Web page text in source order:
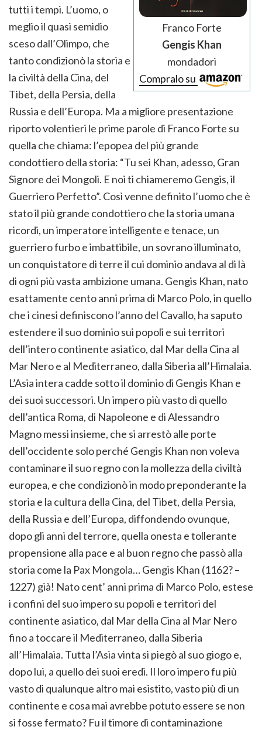
Franco Forte
Gengis Khan
mondadori
Compralo su
tutti i tempi. L’uomo, o
meglio il quasi semidio
sceso dall’Olimpo, che
tanto condizionò la storia e
la civiltà della Cina, del
Tibet, della Persia, della
Russia e dell’Europa. Ma a migliore presentazione
riporto volentieri le prime parole di Franco Forte su
quella che chiama: l’epopea del più grande
condottiero della storia: “Tu sei Khan, adesso, Gran
Signore dei Mongoli. E noi ti chiameremo Gengis, il
Guerriero Perfetto”. Così venne definito l’uomo che è
stato il più grande condottiero che la storia umana
ricordi, un imperatore intelligente e tenace, un
guerriero furbo e imbattibile, un sovrano illuminato,
un conquistatore di terre il cui dominio andava al di là
di ogni più vasta ambizione umana. Gengis Khan, nato
esattamente cento anni prima di Marco Polo, in quello
che i cinesi definiscono l’anno del Cavallo, ha saputo
estendere il suo dominio sui popoli e sui territori
dell’intero continente asiatico, dal Mar della Cina al
Mar Nero e al Mediterraneo, dalla Siberia all’Himalaia.
L’Asia intera cadde sotto il dominio di Gengis Khan e
dei suoi successori. Un impero più vasto di quello
dell’antica Roma, di Napoleone e di Alessandro
Magno messi insieme, che si arrestò alle porte
dell’occidente solo perché Gengis Khan non voleva
contaminare il suo regno con la mollezza della civiltà
europea, e che condizionò in modo preponderante la
storia e la cultura della Cina, del Tibet, della Persia,
della Russia e dell’Europa, diffondendo ovunque,
dopo gli anni del terrore, quella onesta e tollerante
propensione alla pace e al buon regno che passò alla
storia come la Pax Mongola… Gengis Khan (1162? –
1227) già! Nato cent’ anni prima di Marco Polo, estese
i confini del suo impero su popoli e territori del
continente asiatico, dal Mar della Cina al Mar Nero
fino a toccare il Mediterraneo, dalla Siberia
all’Himalaia. Tutta l’Asia vinta si piegò al suo giogo e,
dopo lui, a quello dei suoi eredi. Il loro impero fu più
vasto di qualunque altro mai esistito, vasto più di un
continente e cosa mai avrebbe potuto essere se non
si fosse fermato? Fu il timore di contaminazione